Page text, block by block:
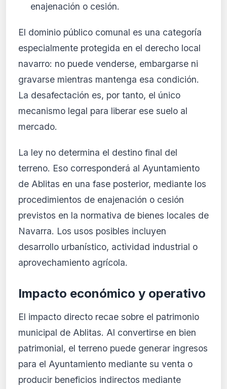
enajenación o cesión.
El dominio público comunal es una categoría
especialmente protegida en el derecho local
navarro: no puede venderse, embargarse ni
gravarse mientras mantenga esa condición.
La desafectación es, por tanto, el único
mecanismo legal para liberar ese suelo al
mercado.
La ley no determina el destino final del
terreno. Eso corresponderá al Ayuntamiento
de Ablitas en una fase posterior, mediante los
procedimientos de enajenación o cesión
previstos en la normativa de bienes locales de
Navarra. Los usos posibles incluyen
desarrollo urbanístico, actividad industrial o
aprovechamiento agrícola.
Impacto económico y operativo
El impacto directo recae sobre el patrimonio
municipal de Ablitas. Al convertirse en bien
patrimonial, el terreno puede generar ingresos
para el Ayuntamiento mediante su venta o
producir beneficios indirectos mediante